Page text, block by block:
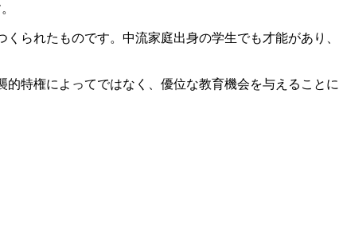
られたものです。中流家庭出身の学生でも才能があり、
特権によってではなく、優位な教育機会を与えることに